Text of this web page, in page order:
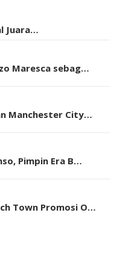
Juara…
Maresca sebag…
Manchester City…
Pimpin Era B…
Town Promosi O…